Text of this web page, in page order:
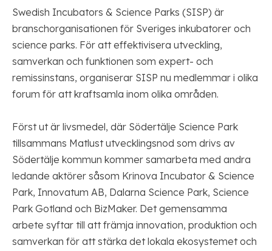
Swedish Incubators & Science Parks (SISP) är
branschorganisationen för Sveriges inkubatorer och
science parks. För att effektivisera utveckling,
samverkan och funktionen som expert- och
remissinstans, organiserar SISP nu medlemmar i olika
forum för att kraftsamla inom olika områden.
Först ut är livsmedel, där Södertälje Science Park
tillsammans Matlust utvecklingsnod som drivs av
Södertälje kommun kommer samarbeta med andra
ledande aktörer såsom Krinova Incubator & Science
Park, Innovatum AB, Dalarna Science Park, Science
Park Gotland och BizMaker. Det gemensamma
arbete syftar till att främja innovation, produktion och
samverkan för att stärka det lokala ekosystemet och